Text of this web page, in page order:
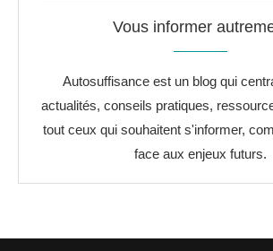
Vous informer
Autosuffisance est un blog qui
actualités, conseils pratiques,
tout ceux qui souhaitent s'informer,
face aux enjeux futurs.